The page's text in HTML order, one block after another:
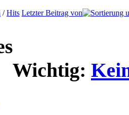
/Hits Letzter Beitrag von
Wichtig: